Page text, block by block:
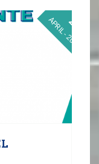
24
APRIL - 2026